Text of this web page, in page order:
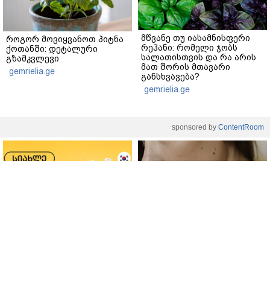
როგორ მოვიყვანოთ პიტნა
ქოთანში: დეტალური
გზამკვლევი
gemrielia.ge
მწვანე თუ იასამნისფერი
რეჰანი: რომელი ჯობს
სალათისთვის და რა არის
მათ შორის მთავარი
განსხვავება?
gemrielia.ge
sponsored by ContentRoom